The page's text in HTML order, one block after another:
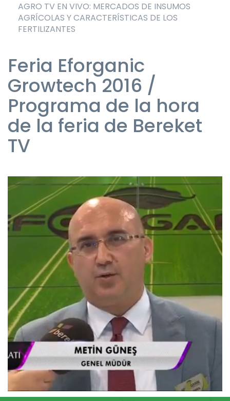
AGRO TV EN VIVO: MERCADOS DE INSUMOS
AGRÍCOLAS Y CARACTERÍSTICAS DE LOS
FERTILIZANTES
Feria Eforganic
Growtech 2016 /
Programa de la hora
de la feria de Bereket
TV